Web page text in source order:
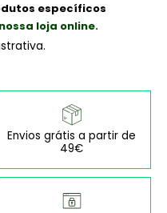
específicos
loja online.
Envios grátis a partir de
49€